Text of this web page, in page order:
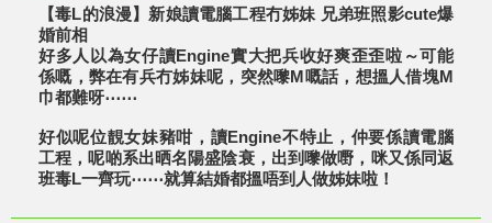
【毒L的浪漫】新娘讀電腦工程冇姊妹 兄弟班照影cute爆
婚前相
好多人以為女仔讀Engine實大把兵收好爽歪歪啦～可能
係嘅，弊在有兵冇姊妹呢，突然嚟M嘅話，想搵人借塊M
巾都難呀⋯⋯
好似呢位靚女妹豬咁，讀Engine不特止，仲要係讀電腦
工程，呢啲系出晒名陽盛陰衰，出到嚟做嘢，咪又係同返
班毒L一齊玩⋯⋯就算結婚都搵唔到人做姊妹啦！